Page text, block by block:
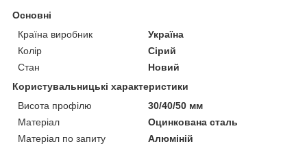
Основні
Країна виробник
Україна
Колір
Сірий
Стан
Новий
Користувальницькі характеристики
Висота профілю
30/40/50 мм
Матеріал
Оцинкована сталь
Матеріал по запиту
Алюміній